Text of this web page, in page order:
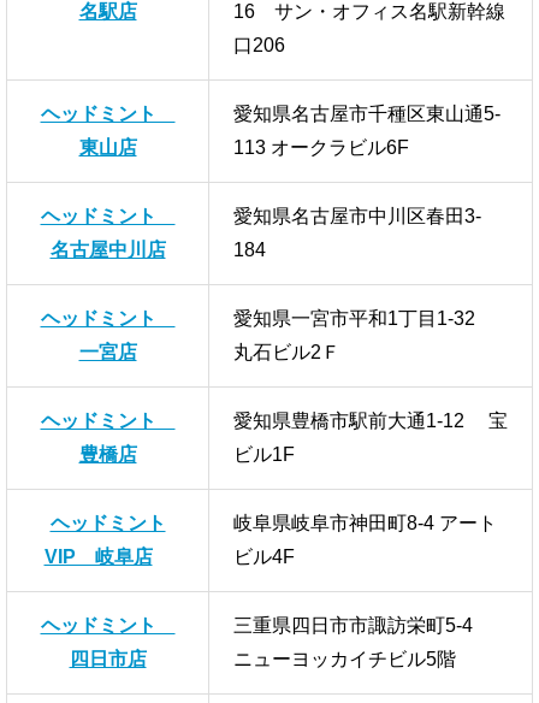
名駅店
16 サン・オフィス名駅新幹線
口206
ヘッドミント
東山店
愛知県名古屋市千種区東山通5-
113 オークラビル6F
ヘッドミント
名古屋中川店
愛知県名古屋市中川区春田3-
184
ヘッドミント
一宮店
愛知県一宮市平和1丁目1-32
丸石ビル2Ｆ
ヘッドミント
豊橋店
愛知県豊橋市駅前大通1-12 宝
ビル1F
ヘッドミント
VIP 岐阜店
岐阜県岐阜市神田町8-4 アート
ビル4F
ヘッドミント
四日市店
三重県四日市市諏訪栄町5-4
ニューヨッカイチビル5階